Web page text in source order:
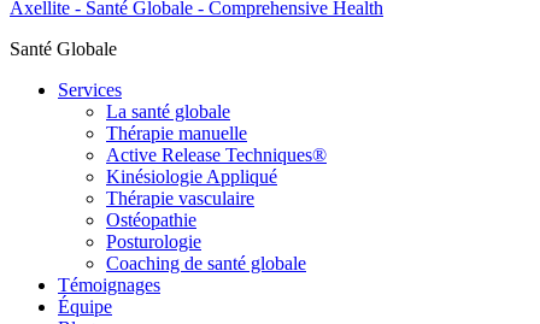
Axellite - Santé Globale - Comprehensive Health
Santé Globale
Services
La santé globale
Thérapie manuelle
Active Release Techniques®
Kinésiologie Appliqué
Thérapie vasculaire
Ostéopathie
Posturologie
Coaching de santé globale
Témoignages
Équipe